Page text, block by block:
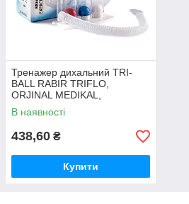
Тренажер дихальний TRI-
BALL RABIR TRIFLO,
ORJINAL MEDIKAL,
Туреччина
В наявності
438,60 ₴
Купити